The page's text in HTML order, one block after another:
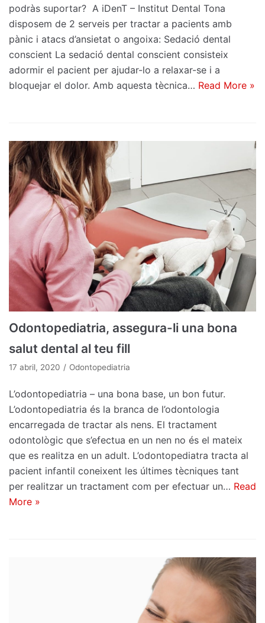
podràs suportar? A iDenT – Institut Dental Tona
disposem de 2 serveis per tractar a pacients amb
pànic i atacs d’ansietat o angoixa: Sedació dental
conscient La sedació dental conscient consisteix
adormir el pacient per ajudar-lo a relaxar-se i a
bloquejar el dolor. Amb aquesta tècnica… Read More »
Odontopediatria, assegura-li una bona
salut dental al teu fill
17 abril, 2020 Odontopediatria
L’odontopediatria – una bona base, un bon futur.
L’odontopediatria és la branca de l’odontologia
encarregada de tractar als nens. El tractament
odontològic que s’efectua en un nen no és el mateix
que es realitza en un adult. L’odontopediatra tracta al
pacient infantil coneixent les últimes tècniques tant
per realitzar un tractament com per efectuar un… Read
More »